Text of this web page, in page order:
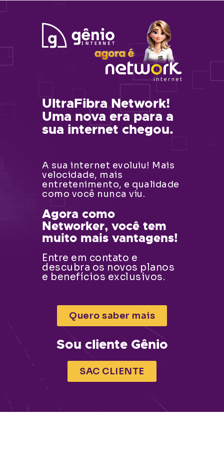
UltraFibra Network!
Uma nova era para a
sua internet chegou.
A sua internet evoluiu! Mais
velocidade, mais
entretenimento, e qualidade
como você nunca viu.
Agora como
Networker, você tem
muito mais vantagens!
Entre em contato e
descubra os novos planos
e benefícios exclusivos.
Quero saber mais
Sou cliente Gênio
SAC CLIENTE